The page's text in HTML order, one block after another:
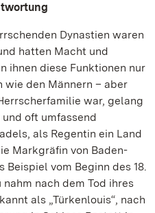
Dynastien waren
hatten Macht und
ihnen diese Funktionen nur
den Männern – aber
war, gelang
oft umfassend
als Regentin ein Land
Markgräfin von Baden-
vom Beginn des 18.
nach dem Tod ihres
als „Türkenlouis“, nach